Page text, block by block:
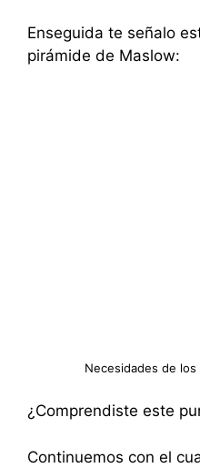
Enseguida te señalo
pirámide de Maslow:
Necesidades de
¿Comprendiste este
Continuemos con el